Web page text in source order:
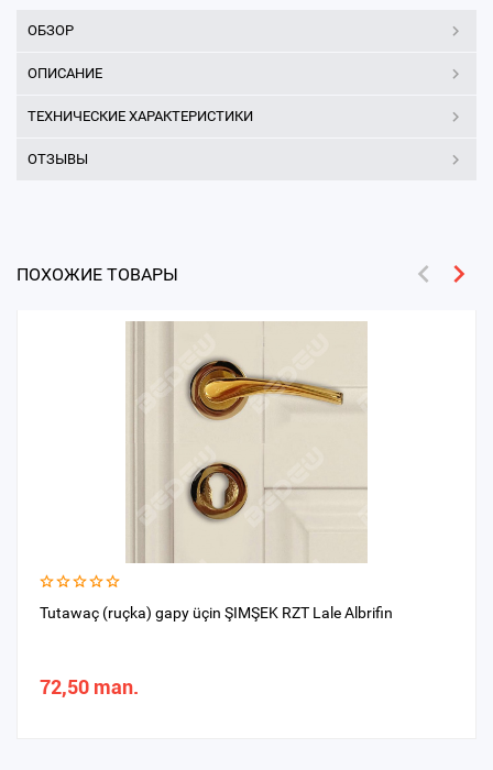
ОБЗОР
ОПИСАНИЕ
ТЕХНИЧЕСКИЕ ХАРАКТЕРИСТИКИ
ОТЗЫВЫ
ПОХОЖИЕ ТОВАРЫ
Tutawaç (ruçka) gapy üçin ŞIMŞEK RZT Lale Albrifin
72,50 man.